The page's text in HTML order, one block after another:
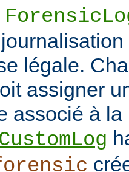
légale.
assigner
associé à